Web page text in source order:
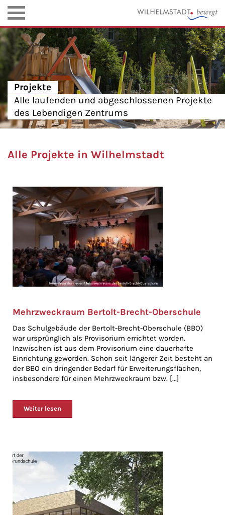
Projekte
Alle laufenden und abgeschlossenen Projekte
des Lebendigen Zentrums
Alle Projekte in Wilhelmstadt
Mehrzweckraum Bertolt-Brecht-Oberschule
Das Schulgebäude der Bertolt-Brecht-Oberschule (BBO)
war ursprünglich als Provisorium errichtet worden.
Inzwischen ist aus dem Provisorium eine dauerhafte
Einrichtung geworden. Schon seit längerer Zeit besteht an
der BBO ein dringender Bedarf für Erweiterungsflächen,
insbesondere für einen Mehrzweckraum bzw. [...]
Weiter lesen